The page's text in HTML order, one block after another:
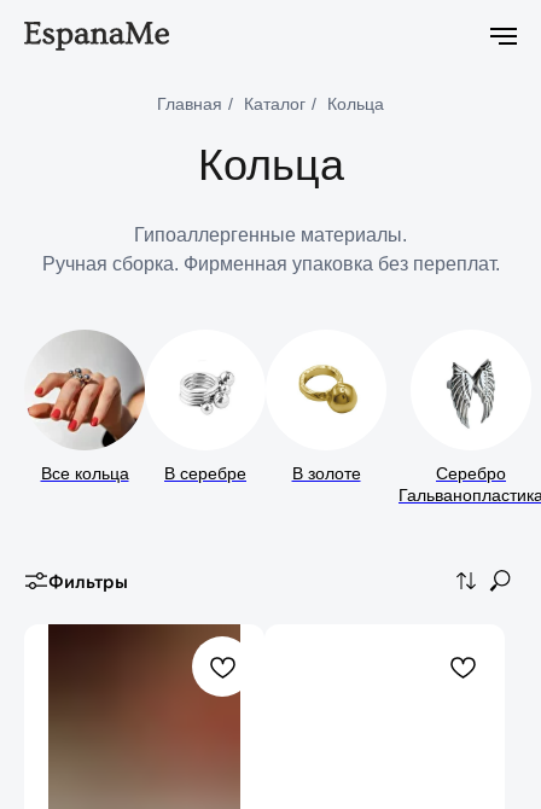
Новейшая коллекция Ciclon Eclipse уже в продаже
Главная / Каталог / Кольца
Кольца
Гипоаллергенные материалы.
Ручная сборка. Фирменная упаковка без переплат.
Все кольца В серебре В золоте
Серебро
Фильтры